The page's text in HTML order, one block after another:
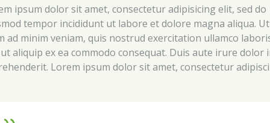
ipsum dolor sit amet, consectetur adipisicing elit, sed do
tempor incididunt ut labore et dolore magna aliqua. Ut
ad minim veniam, quis nostrud exercitation ullamco
aliquip ex ea commodo consequat. Duis aute irure dolor
Lorem ipsum dolor sit amet, consectetur